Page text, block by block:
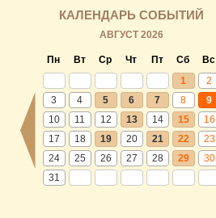
КАЛЕНДАРЬ СОБЫТИЙ
АВГУСТ 2026
Пн Вт Ср Чт Пт Сб
Вс
1
2
3
4 5 6 7 8
9
10
11 12 13 14 15
16
17
18 19 20 21 22
23
24
25 26 27 28 29
30
31